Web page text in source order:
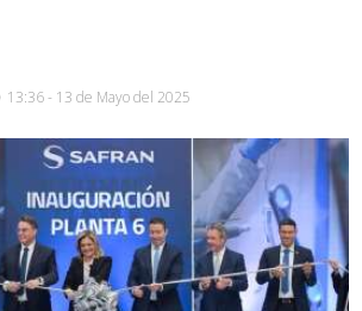
13:36 - 13 de Mayo del 2025